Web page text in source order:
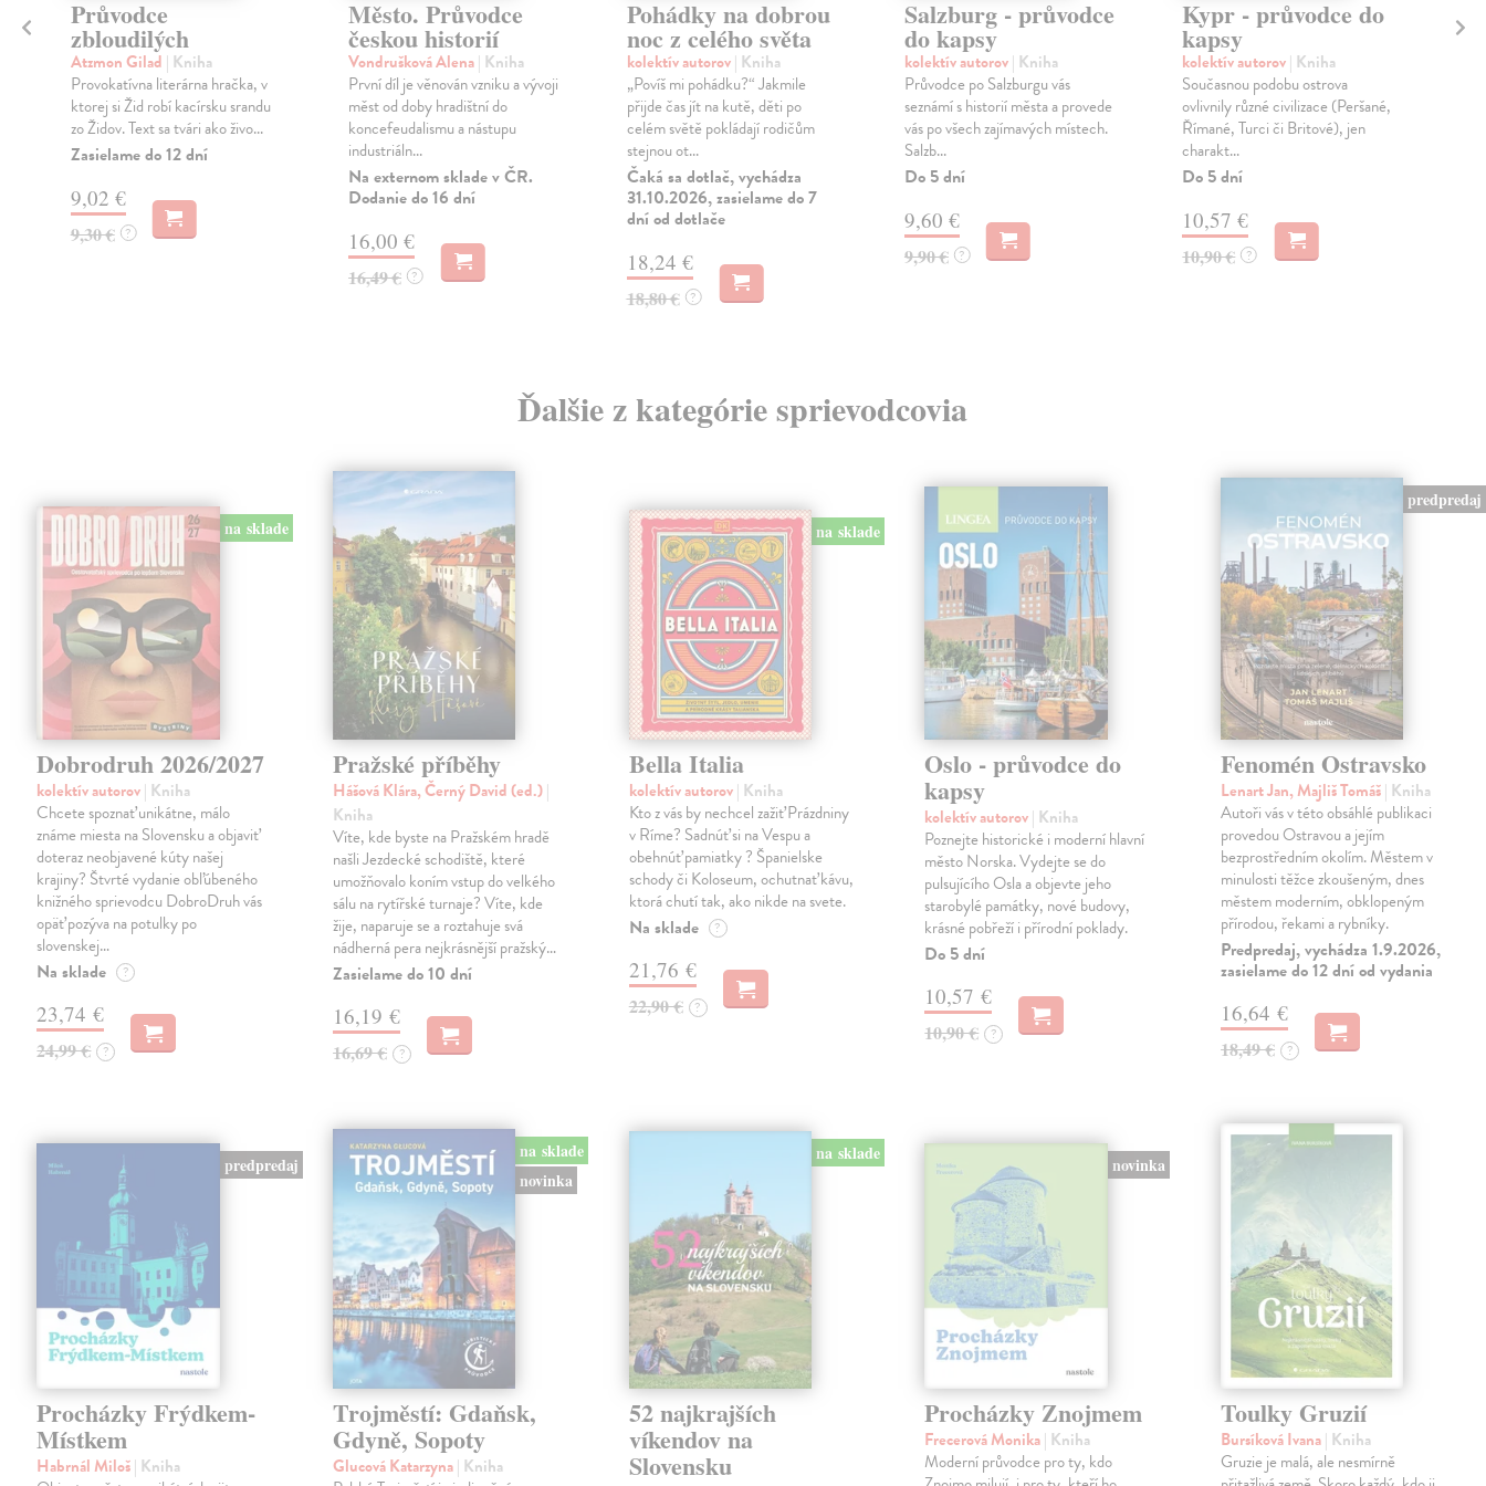
Průvodce
zbloudilých
Atzmon Gilad | Kniha
Provokatívna literárna hračka, v
ktorej si Žid robí kacírsku srandu
zo Židov. Text sa tvári ako živo...
Zasielame do 12 dní
9,02 €
9,30 € ?
Město. Průvodce
českou historií
Vondrušková Alena| Kniha
První díl je věnován vzniku a vývoji
měst od doby hradištní do
koncefeudalismu a nástupu
industriáln...
Na externom sklade v ČR.
Dodanie do 16 dní
16,00 €
16,49 € ?
Pohádky na dobrou
noc z celého světa
kolektív autorov| Kniha
„Povíš mi pohádku?“ Jakmile
přijde čas jít na kutě, děti po
celém světě pokládají rodičům
stejnou ot...
Čaká sa dotlač, vychádza
31.10.2026, zasielame do 7
dní od dotlače
18,24 €
18,80 € ?
Salzburg - průvodce
do kapsy
kolektív autorov| Kniha
Průvodce po Salzburgu vás
seznámí s historií města a provede
vás po všech zajímavých místech.
Salzb...
Do 5 dní
9,60 €
9,90 € ?
Kypr - průvodce do
kapsy
kolektív autorov| Kniha
Současnou podobu ostrova
ovlivnily různé civilizace (Peršané,
Římané, Turci či Britové), jen
charakt...
Do 5 dní
10,57 €
10,90 € ?
Ďalšie z kategórie sprievodcovia
na sklade
Dobrodruh 2026/2027
kolektív autorov| Kniha
Chcete spoznať unikátne, málo
známe miesta na Slovensku a objaviť
doteraz neobjavené kúty našej
krajiny? Štvrté vydanie obľúbeného
knižného sprievodcu DobroDruh vás
opäť pozýva na potulky po
slovenskej…
Na sklade ?
23,74 €
24,99 € ?
Pražské příběhy
Hášová Klára, Černý David (ed.)|
Kniha
Víte, kde byste na Pražském hradě
našli Jezdecké schodiště, které
umožňovalo koním vstup do velkého
sálu na rytířské turnaje? Víte, kde
žije, naparuje se a roztahuje svá
nádherná pera nejkrásnější pražský…
Zasielame do 10 dní
16,19 €
16,69 € ?
na sklade
Bella Italia
kolektív autorov| Kniha
Kto z vás by nechcel zažiť Prázdniny
v Ríme? Sadnúť si na Vespu a
obehnúť pamiatky ? Španielske
schody či Koloseum, ochutnať kávu,
ktorá chutí tak, ako nikde na svete.
Na sklade ?
21,76 €
22,90 € ?
Oslo - průvodce do
kapsy
kolektív autorov| Kniha
Poznejte historické i moderní hlavní
město Norska. Vydejte se do
pulsujícího Osla a objevte jeho
starobylé památky, nové budovy,
krásné pobřeží i přírodní poklady.
Do 5 dní
10,57 €
10,90 € ?
predpredaj
Fenomén Ostravsko
Lenart Jan, Majliš Tomáš| Kniha
Autoři vás v této obsáhlé publikaci
provedou Ostravou a jejím
bezprostředním okolím. Městem v
minulosti těžce zkoušeným, dnes
městem moderním, obklopeným
přírodou, řekami a rybníky.
Predpredaj, vychádza 1.9.2026,
zasielame do 12 dní od vydania
16,64 €
18,49 € ?
predpredaj
Procházky Frýdkem-
Místkem
Habrnál Miloš| Kniha
na sklade
novinka
Trojměstí: Gdaňsk,
Gdyně, Sopoty
Glucová Katarzyna| Kniha
na sklade
52 najkrajších
víkendov na
Slovensku
novinka
Procházky Znojmem
Frecerová Monika| Kniha
Moderní průvodce pro ty, kdo
Toulky Gruzií
Bursíková Ivana| Kniha
Gruzie je malá, ale nesmírně